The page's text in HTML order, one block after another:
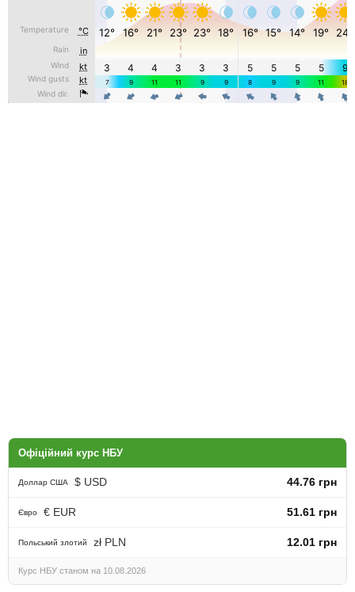
Офіційний курс НБУ
Доллар США $ USD 44.76 грн
Євро € EUR 51.61 грн
Польський злотий zł PLN 12.01 грн
Курс НБУ станом на 10.08.2026